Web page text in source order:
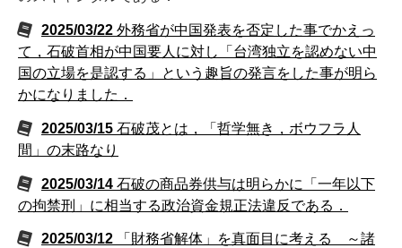
2025/03/22 外務省が中国発表を否定した事でかえっ
て，石破首相が中国要人に対し「台湾独立を認めない中
国の立場を是認する」という趣旨の発言をした事が明ら
かになりました．
2025/03/15 石破茂とは，「哲学無き，ボウフラ人
間」の末路なり
2025/03/14 石破の商品券供与は明らかに「一年以下
の拘禁刑」に相当する政治資金規正法違反である．
2025/03/12
「財務省解体」を真面目に考える ～諸